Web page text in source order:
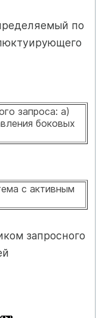
по
запроса: а)
боковых
с активным
запросного